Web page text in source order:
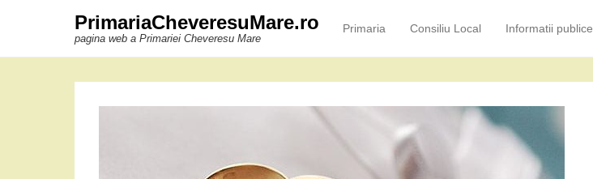
PrimariaCheveresuMare.ro
pagina web a Primariei Cheveresu Mare
Primary Menu
Skip to content
Primaria Consiliu Local Informatii publice